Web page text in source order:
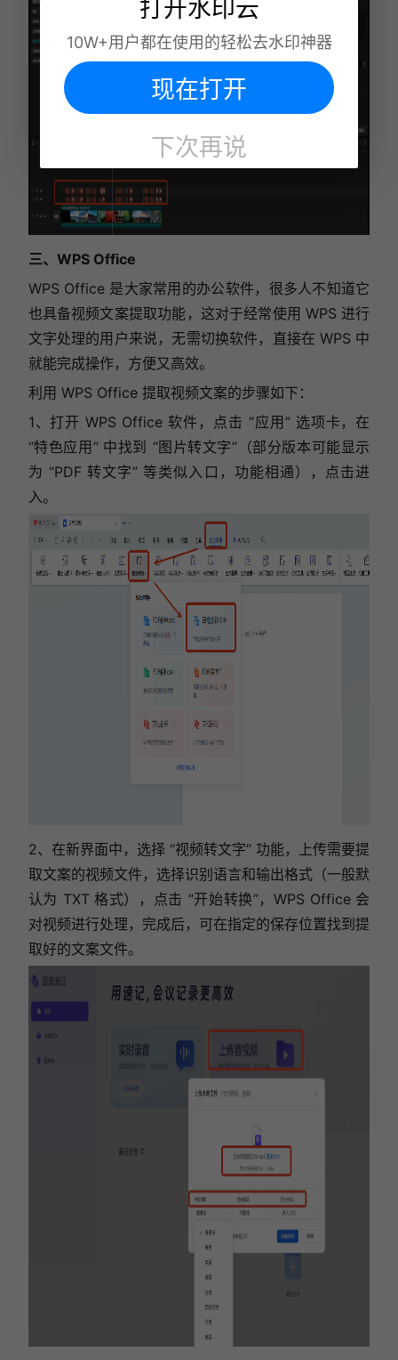
三、WPS Office
WPS Office 是大家常用的办公软件，很多人不知道它
也具备视频文案提取功能，这对于经常使用 WPS 进行
文字处理的用户来说， 无需切换软件，直接在 WPS 中
就能完成操作，方便又高效。
利用 WPS Office 提取视频文案的步骤如下：
1、打开 WPS Office 软件，点击 “应用” 选项卡，在
“特色应用” 中找到 “图片转文字”（部分版本可能显示
为 “PDF 转文字” 等类似入口，功能相通），点击进
入。
2、在新界面中，选择 “视频转文字” 功能，上传需要提
取文案的视频文件，选择识别语言和输出格式（一般默
认为 TXT 格式），点击 “开始转换”，WPS Office 会
对视频进行处理，完成后，可在指定的保存位置找到提
取好的文案文件。
打开水印云
10W+用户都在使用的轻松去水印神器
现在打开
下次再说